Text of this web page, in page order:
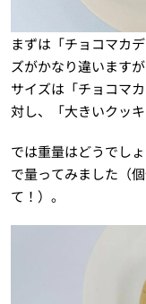
まずは「チョコマカ
ズがかなり違います
サイズは「チョコマ
対し、「大きいクッ
では重量はどうでし
で量ってみました（
て！）。